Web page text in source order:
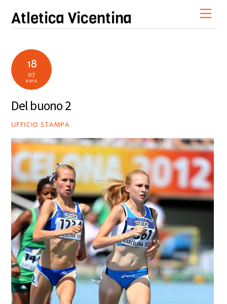
content
Atletica Vicentina
18
07
2012
Del buono 2
UFFICIO STAMPA